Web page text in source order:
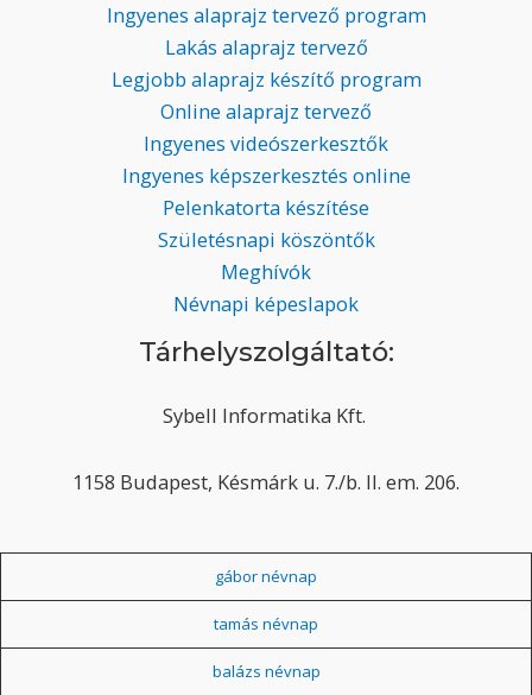
Ingyenes alaprajz tervező program
Lakás alaprajz tervező
Legjobb alaprajz készítő program
Online alaprajz tervező
Ingyenes videószerkesztők
Ingyenes képszerkesztés online
Pelenkatorta készítése
Születésnapi köszöntők
Meghívók
Névnapi képeslapok
Tárhelyszolgáltató:
Sybell Informatika Kft.
1158 Budapest, Késmárk u. 7./b. II. em. 206.
gábor névnap
tamás névnap
balázs névnap